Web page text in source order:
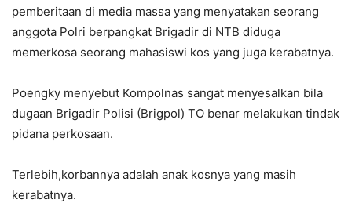
pemberitaan di media massa yang menyatakan seorang
anggota Polri berpangkat Brigadir di NTB diduga
memerkosa seorang mahasiswi kos yang juga kerabatnya.
Poengky menyebut Kompolnas sangat menyesalkan bila
dugaan Brigadir Polisi (Brigpol) TO benar melakukan tindak
pidana perkosaan.
Terlebih,korbannya adalah anak kosnya yang masih
kerabatnya.